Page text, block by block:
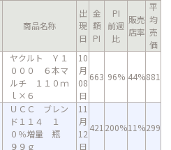
商品名称
出
現
日
金
額
PI
PI
前週
比
販売
店率
平
均
売
価
ヤクルト Ｙ１
０００ ６本マ
ルチ １１０ｍ
ｌ×６
10
月
08
日
663 96% 44%881
ＵＣＣ ブレン
ド１１４ １
０％増量 瓶
９９ｇ
11
月
12
日
421 200%11%299